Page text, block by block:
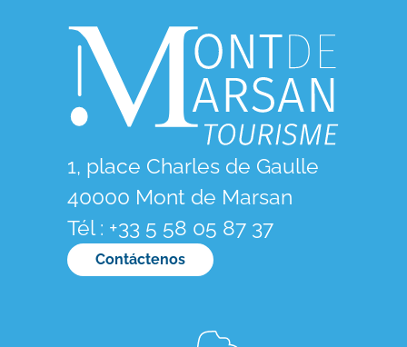
1, place Charles de Gaulle
40000 Mont de Marsan
Tél : +33 5 58 05 87 37
Contáctenos